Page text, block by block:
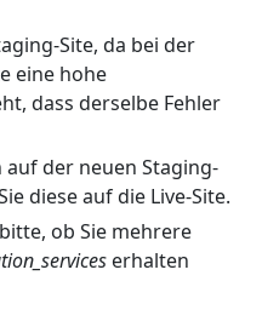
Site, da bei der
eine hohe
dass derselbe Fehler
auf der neuen Staging-
diese auf die Live-Site.
ob Sie mehrere
erhalten